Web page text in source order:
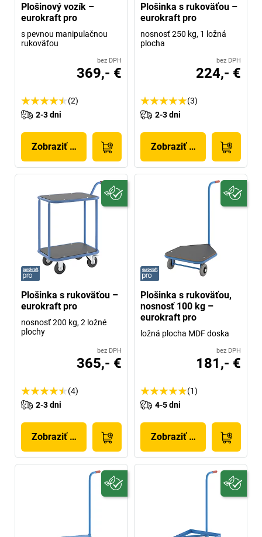
Plošinový vozík –
eurokraft pro
s pevnou manipulačnou
rukoväťou
bez DPH
369,- €
(2)
2-3 dni
Zobraziť produkt
Plošinka s rukoväťou –
eurokraft pro
nosnosť 250 kg, 1 ložná
plocha
bez DPH
224,- €
(3)
2-3 dni
Zobraziť produkt
Plošinka s rukoväťou –
eurokraft pro
nosnosť 200 kg, 2 ložné
plochy
bez DPH
365,- €
(4)
2-3 dni
Zobraziť produkt
Plošinka s rukoväťou,
nosnosť 100 kg –
eurokraft pro
ložná plocha MDF doska
bez DPH
181,- €
(1)
4-5 dni
Zobraziť produkt